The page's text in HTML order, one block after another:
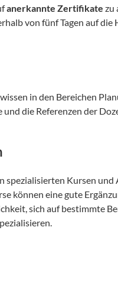
anerkannte Zertifikate zu
von fünf Tagen auf
in den Bereichen
die Referenzen der
spezialisierten Kursen
können eine gute
sich auf bestimmte